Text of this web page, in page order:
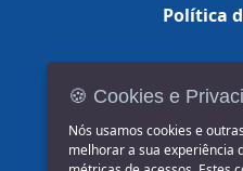
Política
🍪 Cookies e
Nós usamos cookies e
melhorar a sua experiência